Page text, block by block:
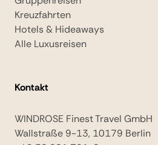
Kreuzfahrten
Hotels & Hideaways
Alle Luxusreisen
Kontakt
WINDROSE Finest Travel GmbH
Wallstraße 9-13, 10179 Berlin